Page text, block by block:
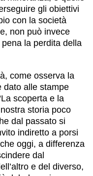
gli obiettivi
con la società
non può invece
la perdita della
come osserva la
dato alle stampe
scoperta e la
storia poco
dal passato si
indiretto a porsi
oggi, a differenza
dal
e del diverso,